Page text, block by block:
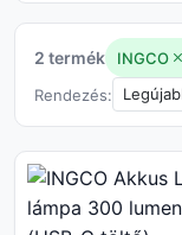
2 termék INGCO
Rendezés: